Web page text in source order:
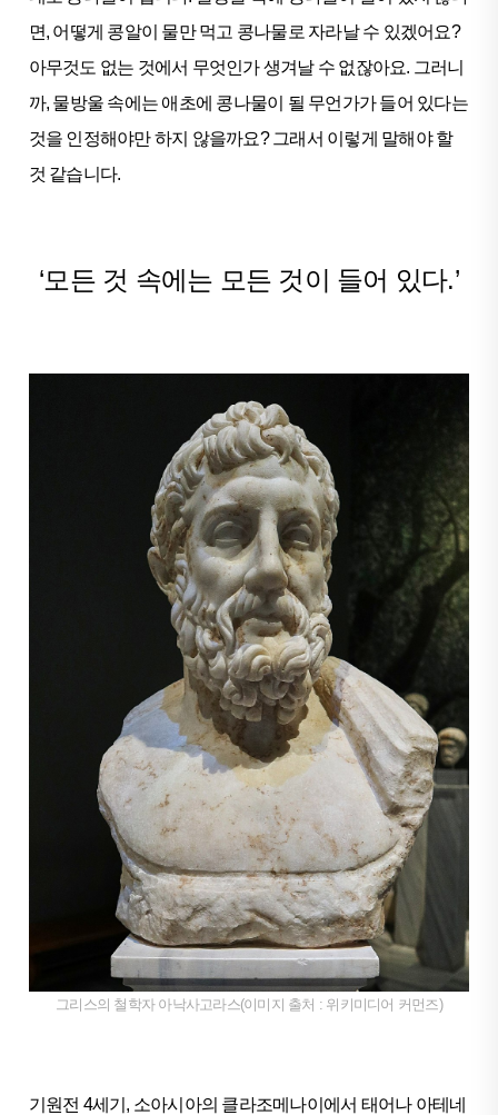
면, 어떻게 콩알이 물만 먹고 콩나물로 자라날 수 있겠어요?
아무것도 없는 것에서 무엇인가 생겨날 수 없잖아요. 그러니
까, 물방울 속에는 애초에 콩나물이 될 무언가가 들어 있다는
것을 인정해야만 하지 않을까요? 그래서 이렇게 말해야 할
것 같습니다.
‘모든 것 속에는 모든 것이 들어 있다.’
그리스의 철학자 아낙사고라스(이미지 출처 : 위키미디어 커먼즈)
기원전 4세기, 소아시아의 클라조메나이에서 태어나 아테네